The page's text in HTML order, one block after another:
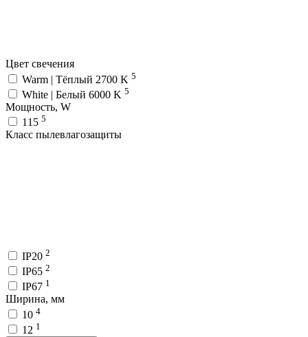
Цвет свечения
Warm | Тёплый 2700 K 5
White | Белый 6000 K 5
Мощность, W
115 5
Класс пылевлагозащиты
IP20 2
IP65 2
IP67 1
Ширина, мм
10 4
12 1